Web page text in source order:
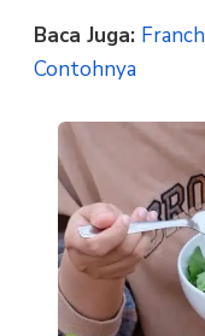
Baca Juga:
Contohnya